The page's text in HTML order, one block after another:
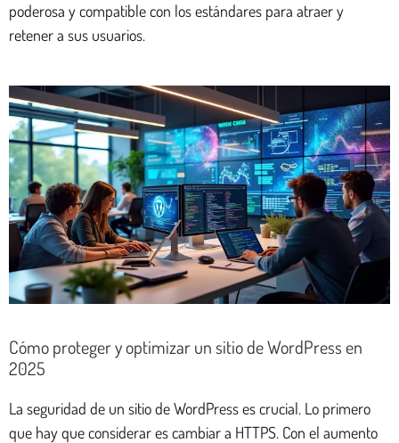
poderosa y compatible con los estándares para atraer y
retener a sus usuarios.
Cómo proteger y optimizar un sitio de WordPress en
2025
La seguridad de un sitio de WordPress es crucial. Lo primero
que hay que considerar es cambiar a HTTPS. Con el aumento